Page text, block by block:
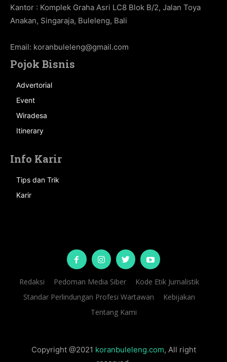
Kantor : Komplek Graha Asri LC8 Blok B/2, Jalan Toya
Anakan, Singaraja, Buleleng, Bali
Email: koranbuleleng@gmail.com
Pojok Bisnis
Advertorial
Event
Wiradesa
Itinerary
Info Karir
Tips dan Trik
Karir
Redaksi Pedoman Media Siber
Kode Etik Jurnalistik
Standar Perlindungan Profesi Wartawan
Kebijakan
Tentang Kami
Copyright @2021 koranbuleleng.com, All right